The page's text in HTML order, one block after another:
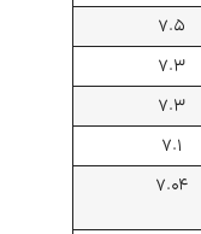
7.5
7.3
7.3
7.1
7.04